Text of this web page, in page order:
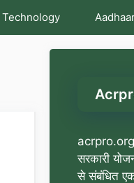
Technology
acrpro.org
सरकारी
से संबंधित